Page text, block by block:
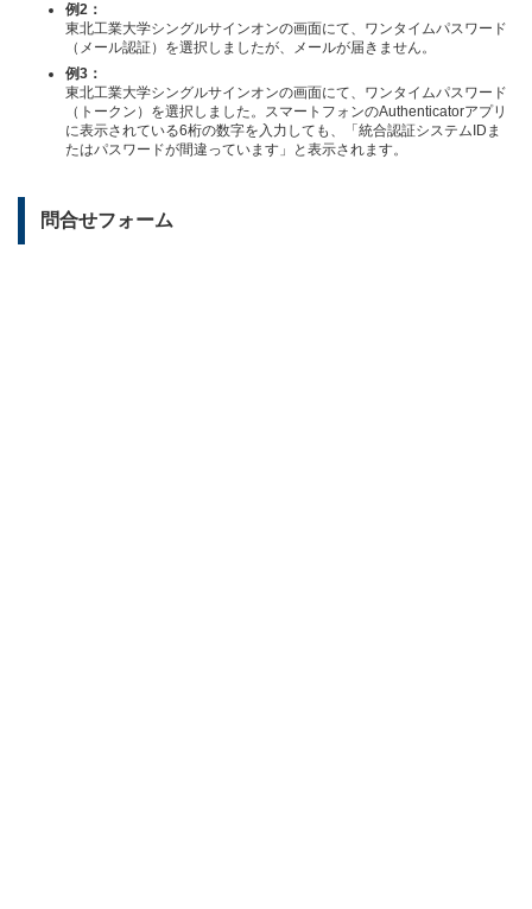
例2：
東北工業大学シングルサインオンの画面にて、ワンタイムパスワード
（メール認証）を選択しましたが、メールが届きません。
例3：
東北工業大学シングルサインオンの画面にて、ワンタイムパスワード
（トークン）を選択しました。スマートフォンのAuthenticatorアプリ
に表示されている6桁の数字を入力しても、「統合認証システムIDま
たはパスワードが間違っています」と表示されます。
問合せフォーム